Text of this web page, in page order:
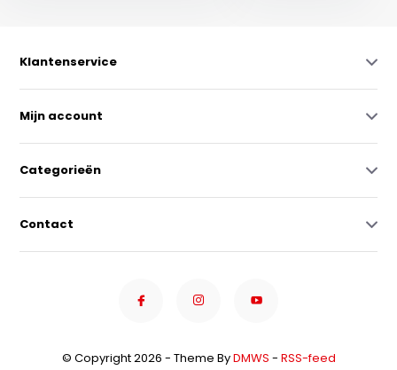
Klantenservice
Mijn account
Categorieën
Contact
© Copyright 2026 - Theme ByDMWS - RSS-feed